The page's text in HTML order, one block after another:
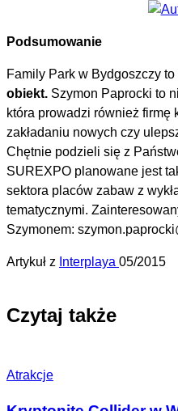
Podsumowanie
Family Park w Bydgoszczy
obiekt. Szymon Paprocki to
która prowadzi również
zakładaniu nowych czy
Chętnie podzieli się z
SUREXPO planowane jest
sektora placów zabaw z
tematycznymi.
Szymonem:
Artykuł z Interplaya 05/2015
Czytaj także
Atrakcje